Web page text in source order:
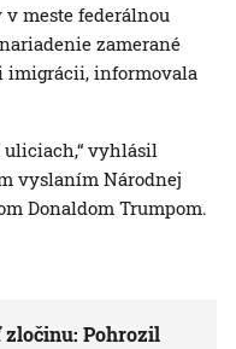
meste federálnou
zamerané
imigrácii, informovala
vyhlásil
vyslaním Národnej
Donaldom Trumpom.
Pohrozil